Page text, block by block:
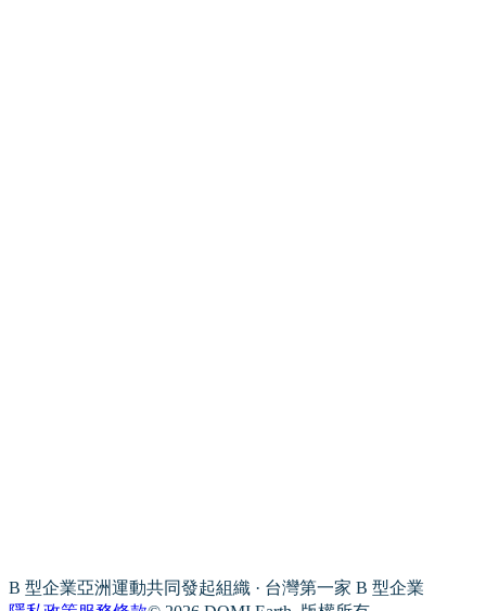
B 型企業亞洲運動共同發起組織 · 台灣第一家 B 型企業